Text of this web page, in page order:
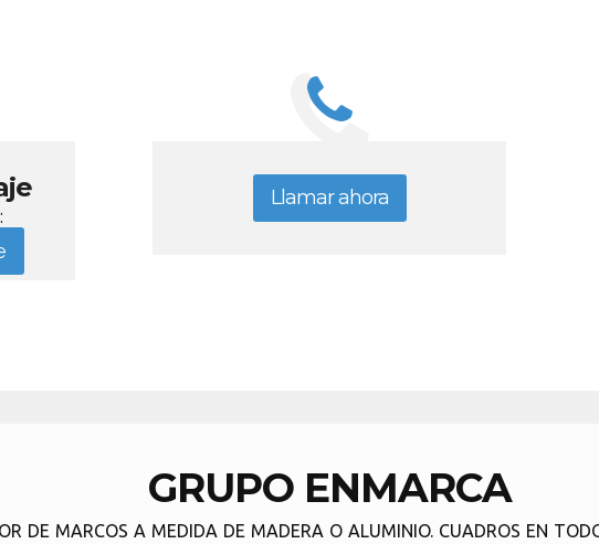
Llamar ahora
GRUPO ENMARCA
DE MARCOS A MEDIDA DE MADERA O ALUMINIO. CUADROS EN